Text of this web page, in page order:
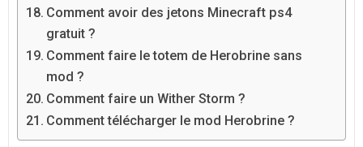
Comment avoir des jetons Minecraft ps4
gratuit ?
Comment faire le totem de Herobrine sans
mod ?
Comment faire un Wither Storm ?
Comment télécharger le mod Herobrine ?